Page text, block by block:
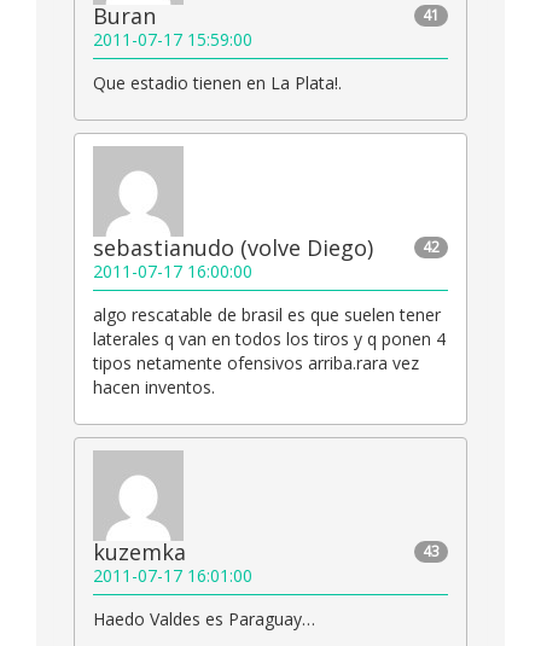
41
Buran
2011-07-17 15:59:00
Que estadio tienen en La Plata!.
42
sebastianudo (volve Diego)
2011-07-17 16:00:00
algo rescatable de brasil es que suelen tener
laterales q van en todos los tiros y q ponen 4
tipos netamente ofensivos arriba.rara vez
hacen inventos.
43
kuzemka
2011-07-17 16:01:00
Haedo Valdes es Paraguay…